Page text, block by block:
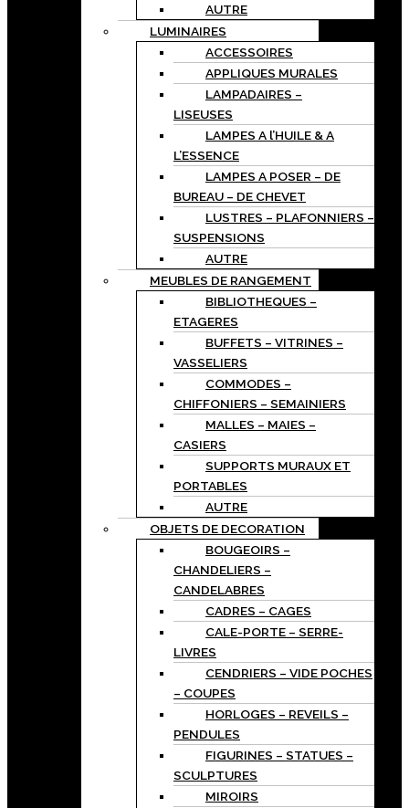
AUTRE
LUMINAIRES
ACCESSOIRES
APPLIQUES MURALES
LAMPADAIRES –
LISEUSES
LAMPES A l’HUILE & A
L’ESSENCE
LAMPES A POSER – DE
BUREAU – DE CHEVET
LUSTRES – PLAFONNIERS –
SUSPENSIONS
AUTRE
MEUBLES DE RANGEMENT
BIBLIOTHEQUES –
ETAGERES
BUFFETS – VITRINES –
VASSELIERS
COMMODES –
CHIFFONIERS – SEMAINIERS
MALLES – MAIES –
CASIERS
SUPPORTS MURAUX ET
PORTABLES
AUTRE
OBJETS DE DECORATION
BOUGEOIRS –
CHANDELIERS –
CANDELABRES
CADRES – CAGES
CALE-PORTE – SERRE-
LIVRES
CENDRIERS – VIDE POCHES
– COUPES
HORLOGES – REVEILS –
PENDULES
FIGURINES – STATUES –
SCULPTURES
MIROIRS